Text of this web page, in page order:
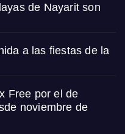
de Nayarit son
a las fiestas de la
Free por el de
noviembre de